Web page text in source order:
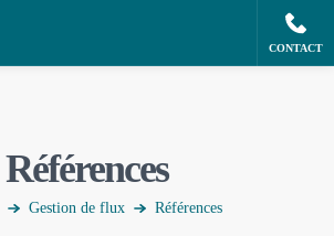
CONTACT
Références
Gestion de flux Références